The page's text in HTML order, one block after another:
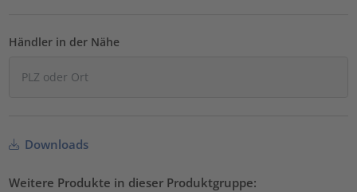
Händler in der Nähe
Downloads
Weitere Produkte in dieser Produktgruppe: